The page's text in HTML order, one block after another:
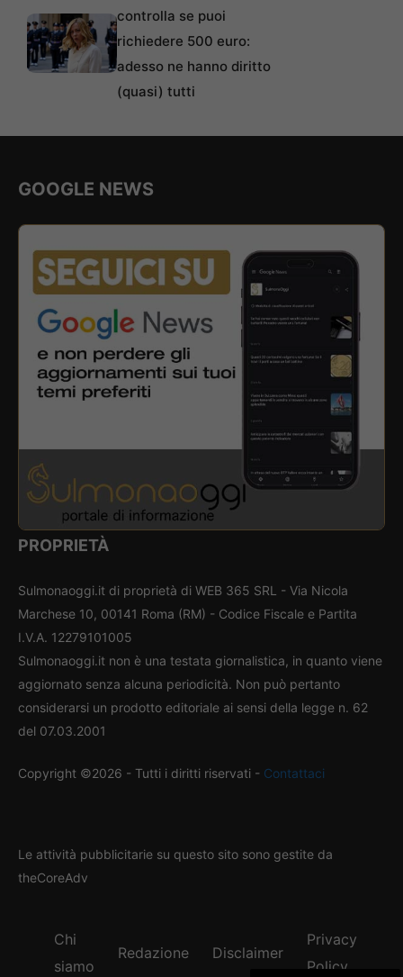
controlla se puoi
richiedere 500 euro:
adesso ne hanno diritto
(quasi) tutti
GOOGLE NEWS
PROPRIETÀ
Sulmonaoggi.it di proprietà di WEB 365 SRL - Via Nicola
Marchese 10, 00141 Roma (RM) - Codice Fiscale e Partita
I.V.A. 12279101005
Sulmonaoggi.it non è una testata giornalistica, in quanto viene
aggiornato senza alcuna periodicità. Non può pertanto
considerarsi un prodotto editoriale ai sensi della legge n. 62
del 07.03.2001
Copyright ©2026 - Tutti i diritti riservati - Contattaci
Le attività pubblicitarie su questo sito sono gestite da
theCoreAdv
Chi
siamo
Redazione Disclaimer
Privacy
Policy